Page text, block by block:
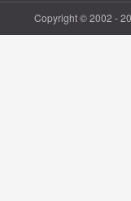
Copyright © 2002 -